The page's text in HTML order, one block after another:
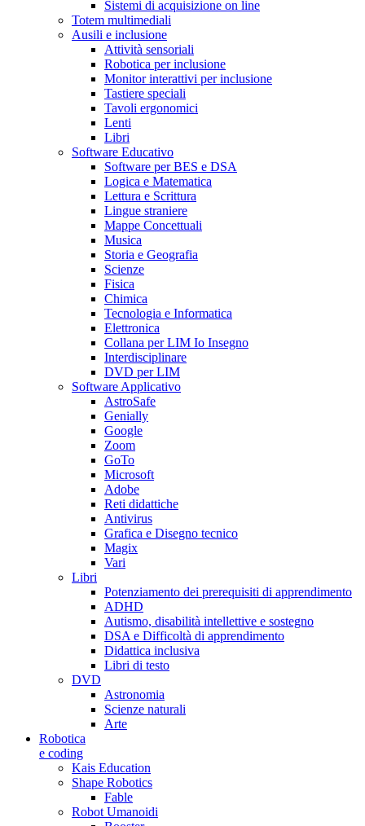
Sistemi di acquisizione on line
Totem multimediali
Ausili e inclusione
Attività sensoriali
Robotica per inclusione
Monitor interattivi per inclusione
Tastiere speciali
Tavoli ergonomici
Lenti
Libri
Software Educativo
Software per BES e DSA
Logica e Matematica
Lettura e Scrittura
Lingue straniere
Mappe Concettuali
Musica
Storia e Geografia
Scienze
Fisica
Chimica
Tecnologia e Informatica
Elettronica
Collana per LIM Io Insegno
Interdisciplinare
DVD per LIM
Software Applicativo
AstroSafe
Genially
Google
Zoom
GoTo
Microsoft
Adobe
Reti didattiche
Antivirus
Grafica e Disegno tecnico
Magix
Vari
Libri
Potenziamento dei prerequisiti di apprendimento
ADHD
Autismo, disabilità intellettive e sostegno
DSA e Difficoltà di apprendimento
Didattica inclusiva
Libri di testo
DVD
Astronomia
Scienze naturali
Arte
Robotica
e coding
Kais Education
Shape Robotics
Fable
Robot Umanoidi